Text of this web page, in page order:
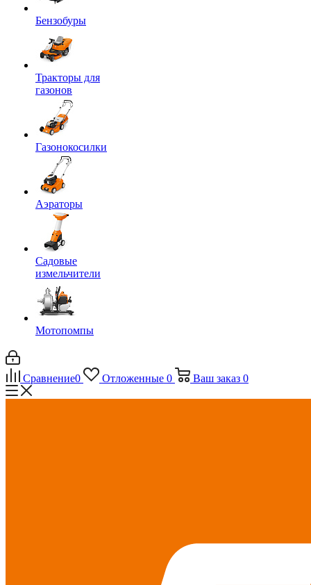
Бензобуры
Тракторы для
газонов
Газонокосилки
Аэраторы
Садовые
измельчители
Мотопомпы
Сравнение0 Отложенные 0 Ваш заказ 0